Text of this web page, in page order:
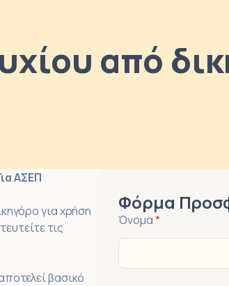
από
ΑΣΕΠ
για χρήση
τις
βασικό
Φόρμα
Όνομα*